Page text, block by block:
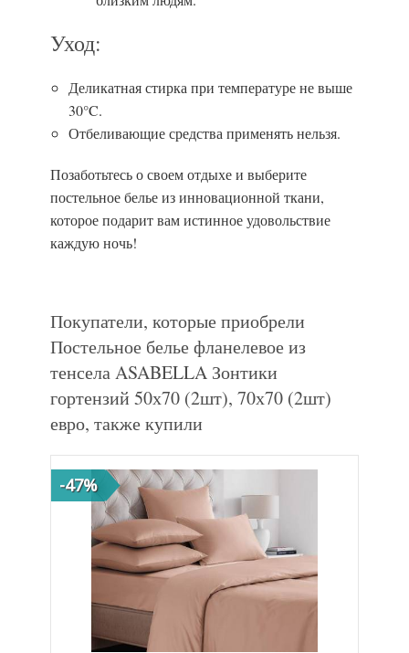
Уход:
Деликатная стирка при температуре не выше
30°C.
Отбеливающие средства применять нельзя.
Позаботьтесь о своем отдыхе и выберите
постельное белье из инновационной ткани,
которое подарит вам истинное удовольствие
каждую ночь!
Покупатели, которые приобрели
Постельное белье фланелевое из
тенсела ASABELLA Зонтики
гортензий 50х70 (2шт), 70х70 (2шт)
евро, также купили
-47%